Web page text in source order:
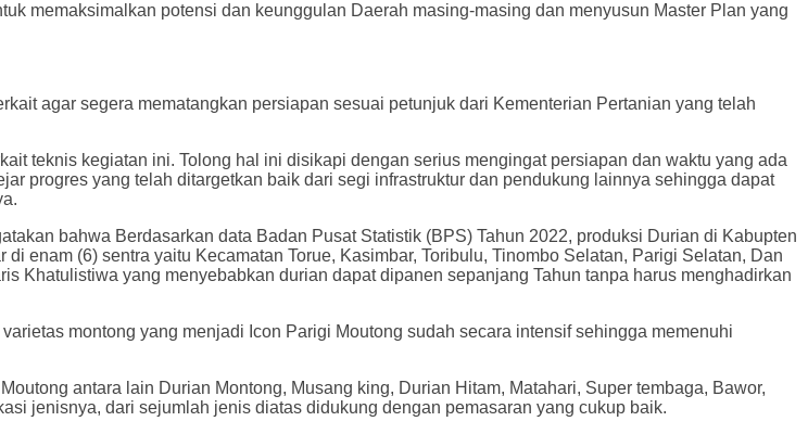
memaksimalkan potensi dan keunggulan Daerah masing-masing dan menyusun Master Plan yang
agar segera mematangkan persiapan sesuai petunjuk dari Kementerian Pertanian yang telah
teknis kegiatan ini. Tolong hal ini disikapi dengan serius mengingat persiapan dan waktu yang ada
progres yang telah ditargetkan baik dari segi infrastruktur dan pendukung lainnya sehingga dapat
bahwa Berdasarkan data Badan Pusat Statistik (BPS) Tahun 2022, produksi Durian di Kabupten
enam (6) sentra yaitu Kecamatan Torue, Kasimbar, Toribulu, Tinombo Selatan, Parigi Selatan, Dan
Khatulistiwa yang menyebabkan durian dapat dipanen sepanjang Tahun tanpa harus menghadirkan
montong yang menjadi Icon Parigi Moutong sudah secara intensif sehingga memenuhi
antara lain Durian Montong, Musang king, Durian Hitam, Matahari, Super tembaga, Bawor,
jenisnya, dari sejumlah jenis diatas didukung dengan pemasaran yang cukup baik.